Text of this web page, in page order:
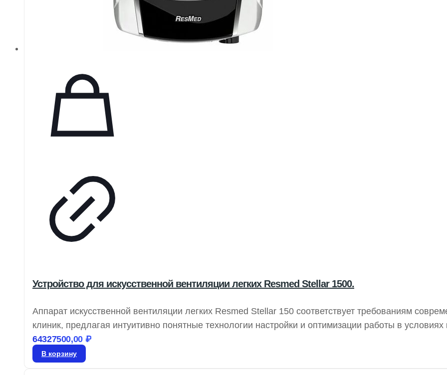
Устройство для искусственной вентиляции легких Resmed Stellar 1500.
Аппарат искусственной вентиляции легких Resmed Stellar 150 соответствует требованиям
клиник, предлагая интуитивно понятные технологии настройки и оптимизации работы в условиях
нагрузки. Stellar предоставляет эффективную вентиляцию для разнообразных пациентов,
респираторные потребности и позволяя им оставаться мобильными.
64327500,00 ₽
В корзину